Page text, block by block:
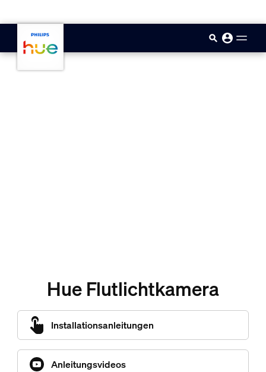
Hue Flutlichtkamera
Installationsanleitungen
Anleitungsvideos